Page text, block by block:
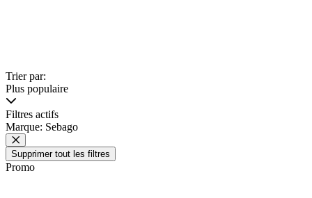
Trier par:
Plus populaire
Filtres actifs
Marque: Sebago
Supprimer tout les filtres
Promo